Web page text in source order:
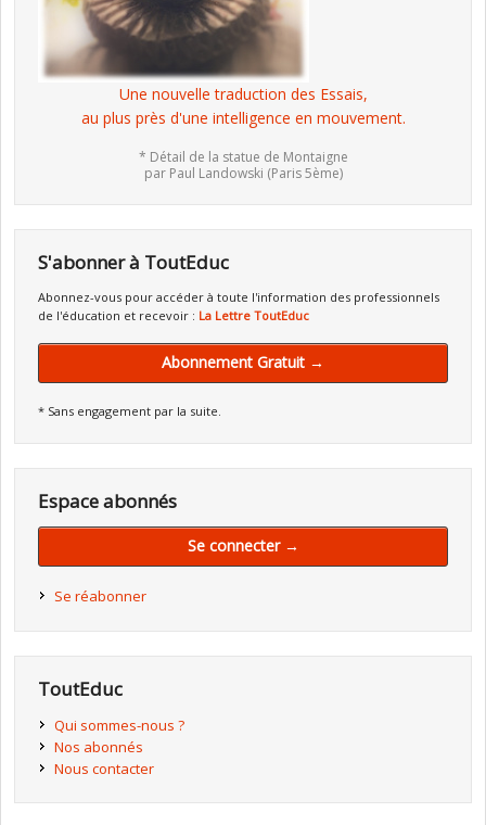
Une nouvelle traduction des Essais,
au plus près d'une intelligence en mouvement.
* Détail de la statue de Montaigne
par Paul Landowski (Paris 5ème)
S'abonner à ToutEduc
Abonnez-vous pour accéder à toute l'information des professionnels
de l'éducation et recevoir : La Lettre ToutEduc
Abonnement Gratuit →
* Sans engagement par la suite.
Espace abonnés
Se connecter →
Se réabonner
ToutEduc
Qui sommes-nous ?
Nos abonnés
Nous contacter